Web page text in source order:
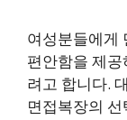
여성분들에게
편안함을 제
려고 합니다.
면접복장의